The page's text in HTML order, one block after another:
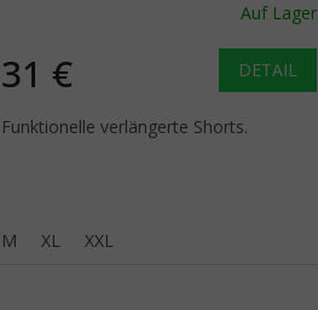
Auf Lager
31 € DETAIL
Funktionelle verlängerte Shorts.
M XL XXL